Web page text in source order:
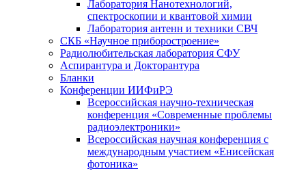
Лаборатория Нанотехнологий,
спектроскопии и квантовой химии
Лаборатория антенн и техники СВЧ
СКБ «Научное приборостроение»
Радиолюбительская лаборатория СФУ
Аспирантура и Докторантура
Бланки
Конференции ИИФиРЭ
Всероссийская научно-техническая
конференция «Современные проблемы
радиоэлектроники»
Всероссийская научная конференция с
международным участием «Енисейская
фотоника»